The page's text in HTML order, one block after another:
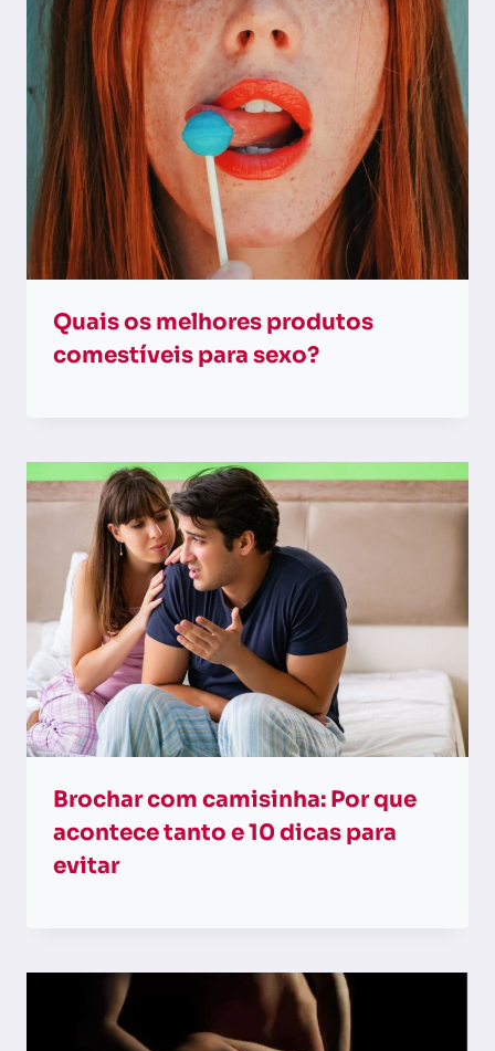
Quais os melhores produtos
comestíveis para sexo?
Brochar com camisinha: Por que
acontece tanto e 10 dicas para
evitar